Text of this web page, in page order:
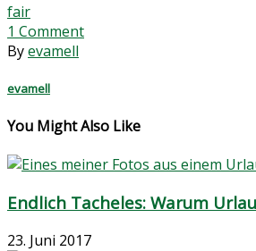
fair
1 Comment
Byevamell
evamell
You Might Also Like
Endlich Tacheles: Warum
23. Juni 2017